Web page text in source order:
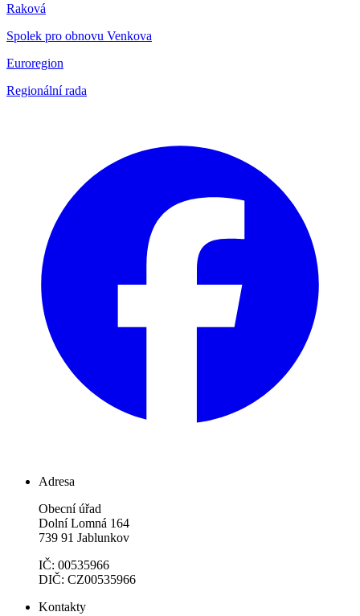
Raková
Spolek pro obnovu Venkova
Euroregion
Regionální rada
Adresa
Obecní úřad
Dolní Lomná 164
739 91 Jablunkov
IČ: 00535966
DIČ: CZ00535966
Kontakty